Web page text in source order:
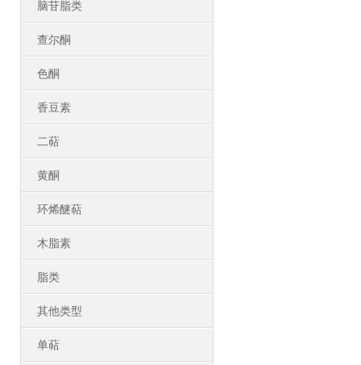
脑苷脂类
查尔酮
色酮
香豆素
二萜
黄酮
环烯醚萜
木脂素
脂类
其他类型
单萜